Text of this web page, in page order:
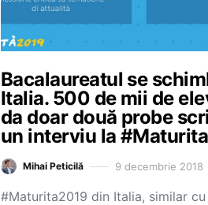
Bacalaureatul se
Italia. 500 de mii de
da doar două probe
un interviu la
Mihai Peticilă 9 decembrie 2018
#Maturita2019 din Italia, similar cu